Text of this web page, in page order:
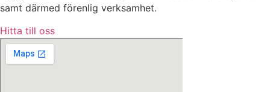
samt därmed förenlig verksamhet.
Hitta till oss